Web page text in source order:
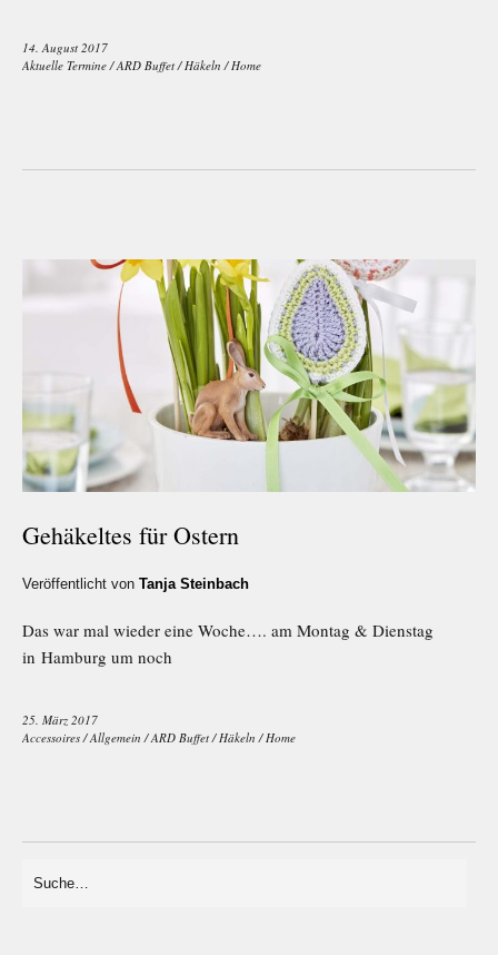
14. August 2017
Aktuelle Termine/ARD Buffet/Häkeln /Home
Gehäkeltes für Ostern
Veröffentlicht von Tanja Steinbach
Das war mal wieder eine Woche…. am Montag & Dienstag
in Hamburg um noch
25. März 2017
Accessoires/Allgemein /ARD Buffet/Häkeln /Home